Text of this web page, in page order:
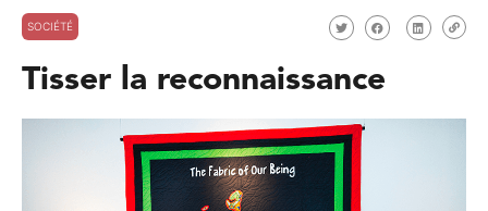
SOCIÉTÉ
Tisser la reconnaissance